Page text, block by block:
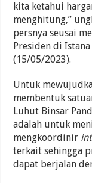
kita ketahui
menghitung,”
persnya seusai
Presiden di
(15/05/2023).
Untuk
membentuk
Luhut Binsar
adalah untuk
mengkoordinir
terkait sehingga
dapat berjalan